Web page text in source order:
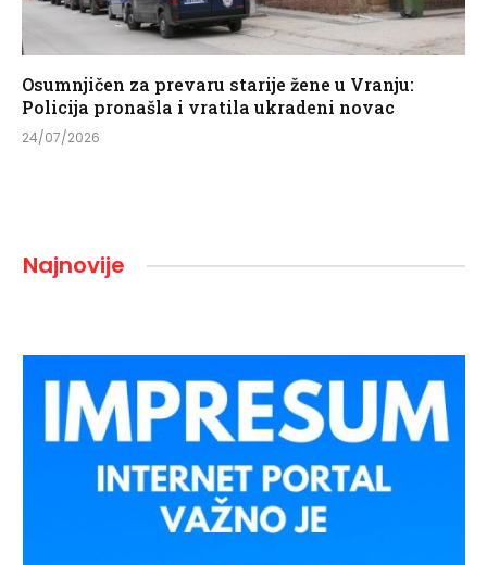
Osumnjičen za prevaru starije žene u Vranju:
Policija pronašla i vratila ukradeni novac
24/07/2026
Najnovije